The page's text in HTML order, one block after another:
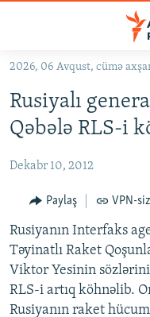
Əsas
qayıt
Əsas
naviqasiyaya
qayıt
#İZAHLA
KORRUPSIOMETR
#ƏSLINDƏ
FƏRQƏ BAX
QANUNI DOĞRU
ARAŞDIRMA
MULTIMEDIA
VIDEO
RADIO ARXIV
2026, 06 Avqust, cümə
Rusiyalı
Qəbələ RLS-i
Dekabr 10, 2012
Paylaş VPN-
Rusiyanın Interfaks
Təyinatlı Raket
Viktor Yesinin
RLS-i artıq köhnəlib.
Rusiyanın raket